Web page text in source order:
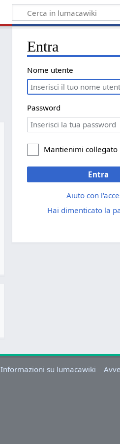
Entra
Nome utente
Password
Mantienimi collegato
Entra
Aiuto con
Hai dimenticato la
Informazioni su lumacawiki